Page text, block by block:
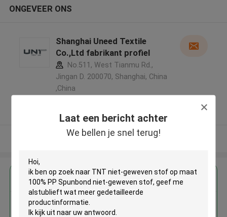
Laat een bericht achter
We bellen je snel terug!
ONGEVEER ONS
Shanghai Uneed Textile
Co.,Ltd fabrikant profiel
No.511, West Tianmu Rd.,
Jingan D. 200070, Shanghai, China
,China
Bekijk meer
Krijg de beste prijs voor
TNT niet-geweven stof op maat